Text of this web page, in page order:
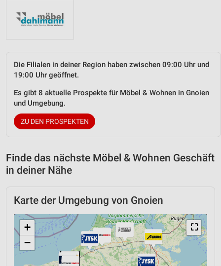
Die Filialen in deiner Region haben zwischen 09:00 Uhr und
19:00 Uhr geöffnet.
Es gibt 8 aktuelle Prospekte für Möbel & Wohnen in Gnoien
und Umgebung.
ZU DEN PROSPEKTEN
Finde das nächste Möbel & Wohnen Geschäft
in deiner Nähe
Karte der Umgebung von Gnoien
⛶
+
−